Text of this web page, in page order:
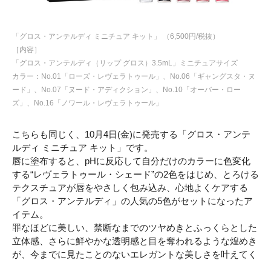
「グロス・アンテルディ ミニチュア キット」 （6,500円/税抜）
［内容］
「グロス・アンテルディ（リップ グロス）3.5mL」ミニチュアサイズ
カラー：No.01「ローズ・レヴェラトゥール」、No.06「ギャングスタ・ヌ
ード」、No.07「ヌード・アディクション」、No.10「オーバー・ロー
ズ」、No.16「ノワール・レヴェラトゥール」
こちらも同じく、10月4日(金)に発売する「グロス・アンテ
ルディ ミニチュア キット」です。
唇に塗布すると、pHに反応して自分だけのカラーに色変化
する“レヴェラトゥール・シェード”の2色をはじめ、とろける
テクスチュアが唇をやさしく包み込み、心地よくケアする
「グロス・アンテルディ」の人気の5色がセットになったア
イテム。
罪なほどに美しい、禁断なまでのツヤめきとふっくらとした
立体感、さらに鮮やかな透明感と目を奪われるような煌めき
が、今までに見たことのないエレガントな美しさを叶えてく